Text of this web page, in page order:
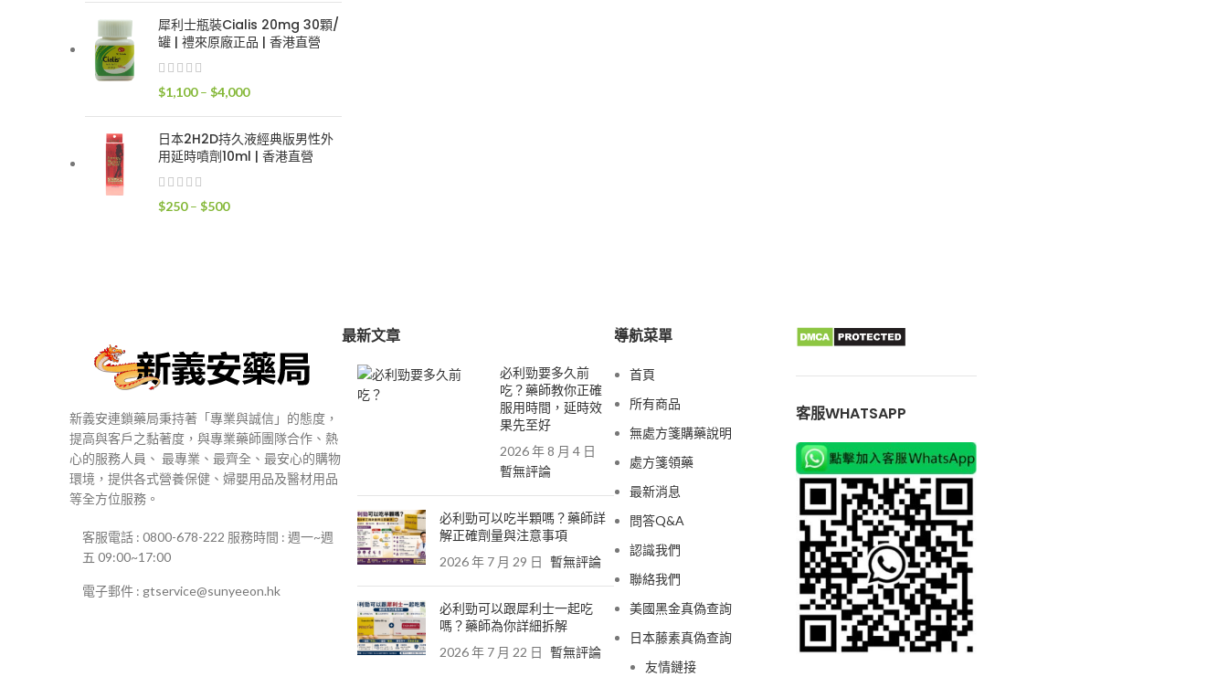
範
圍：
$2,100
犀利士瓶裝Cialis 20mg 30顆/
罐 | 禮來原廠正品 | 香港直營
$1,100 – $4,000價
範
圍：
日本2H2D持久液經典版男性外
用延時噴劑10ml | 香港直營
$250 – $500價
新義安連鎖藥局秉持著「專業與誠信」的態度，
提高與客戶之黏著度，與專業藥師團隊合作、熱
心的服務人員、 最專業、最齊全、最安心的購物
環境，提供各式營養保健、婦嬰用品及醫材用品
等全方位服務。
客服電話 : 0800-678-222 服務時間 : 週一~週
五 09:00~17:00
電子郵件 : gtservice@sunyeeon.hk
最新文章
必利勁要多久前
吃？藥師教你正確
服用時間，延時效
果先至好
2026 年 8 月 4 日
暫無評論
必利勁可以吃半顆嗎？藥師詳
解正確劑量與注意事項
2026 年 7 月 29 日 暫無評論
必利勁可以跟犀利士一起吃
嗎？藥師為你詳細拆解
2026 年 7 月 22 日 暫無評論
導航菜單
首頁
所有商品
無處方箋購藥說明
處方箋領藥
最新消息
問答Q&A
認識我們
聯絡我們
美國黑金真偽查詢
日本藤素真偽查詢
友情鏈接
客服WHATSAPP